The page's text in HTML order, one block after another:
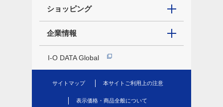
ショッピング
企業情報
I-O DATA Global
サイトマップ 本サイトご利用上の注意
表示価格・商品全般について